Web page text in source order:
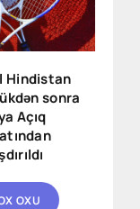
Hindistan
sonra
Açıq
OXU